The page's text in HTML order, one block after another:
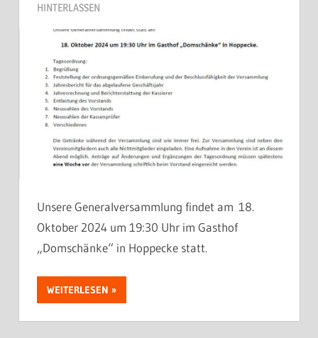
HINTERLASSEN
Unsere Generalversammlung findet am 18.
Oktober 2024 um 19:30 Uhr im Gasthof
„Domschänke“ in Hoppecke statt.
WEITERLESEN